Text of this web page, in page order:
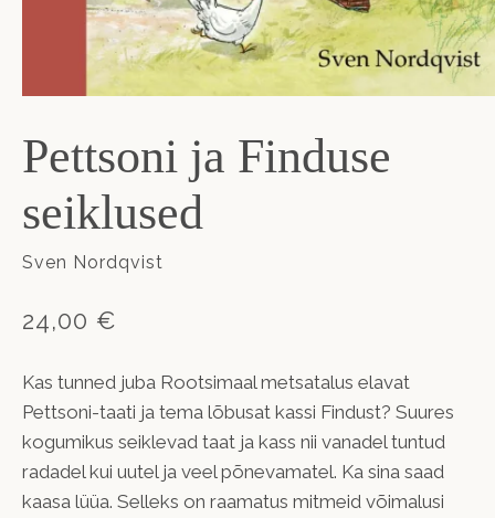
Pettsoni ja Finduse
seiklused
Sven Nordqvist
24,00 €
Kas tunned juba Rootsimaal metsatalus elavat
Pettsoni-taati ja tema lõbusat kassi Findust? Suures
kogumikus seiklevad taat ja kass nii vanadel tuntud
radadel kui uutel ja veel põnevamatel. Ka sina saad
kaasa lüüa. Selleks on raamatus mitmeid võimalusi